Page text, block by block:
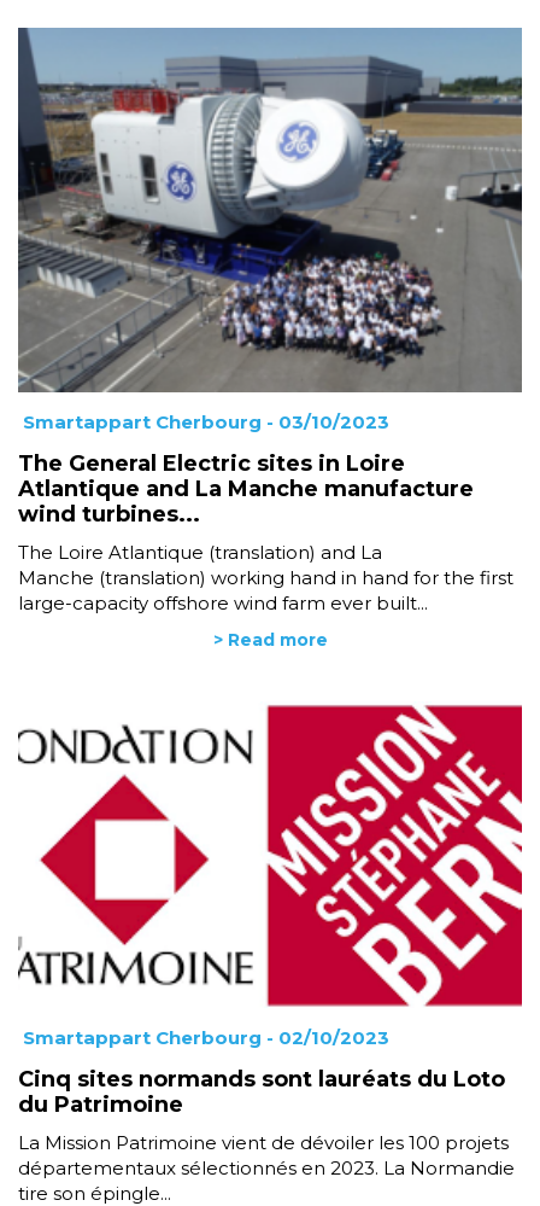
Smartappart Cherbourg - 03/10/2023
The General Electric sites in Loire
Atlantique and La Manche manufacture
wind turbines...
The Loire Atlantique (translation) and La
Manche (translation) working hand in hand for the first
large-capacity offshore wind farm ever built...
> Read more
Smartappart Cherbourg - 02/10/2023
Cinq sites normands sont lauréats du Loto
du Patrimoine
La Mission Patrimoine vient de dévoiler les 100 projets
départementaux sélectionnés en 2023. La Normandie
tire son épingle...